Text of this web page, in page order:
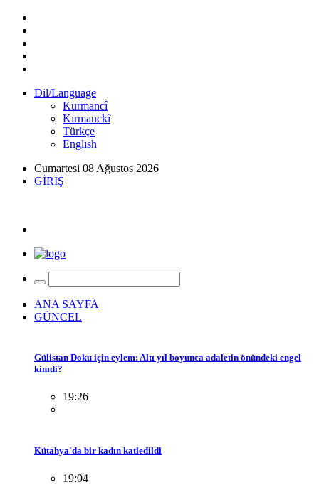
Dil/Language
Kurmancî
Kırmanckî
Türkçe
Englısh
Cumartesi 08 Ağustos 2026
GİRİŞ
ANA SAYFA
GÜNCEL
Gülistan Doku için eylem: Altı yıl boyunca adaletin önündeki engel
kimdi?
19:26
Kütahya'da bir kadın katledildi
19:04